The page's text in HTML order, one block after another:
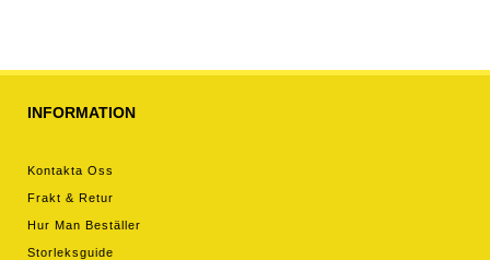
INFORMATION
Kontakta Oss
Frakt & Retur
Hur Man Beställer
Storleksguide